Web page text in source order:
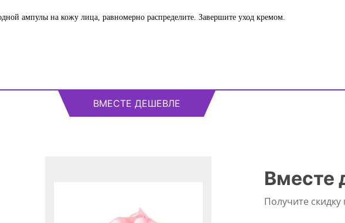
ампулы на кожу лица, равномерно распределите. Завершите уход кремом.
ВМЕСТЕ ДЕШЕВЛЕ
Вместе
Получите